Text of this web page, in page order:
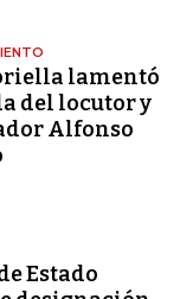
lamentó
del locutor y
Alfonso
Estado